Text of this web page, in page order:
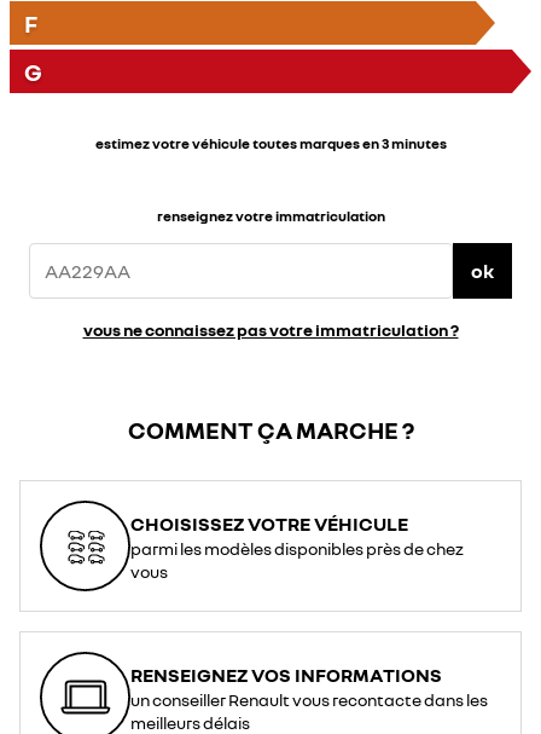
F
G
estimez votre véhicule toutes marques en 3 minutes
renseignez votre immatriculation
ok
vous ne connaissez pas votre immatriculation ?
COMMENT ÇA MARCHE ?
CHOISISSEZ VOTRE VÉHICULE
parmi les modèles disponibles près de chez
vous
RENSEIGNEZ VOS INFORMATIONS
un conseiller Renault vous recontacte dans les
meilleurs délais